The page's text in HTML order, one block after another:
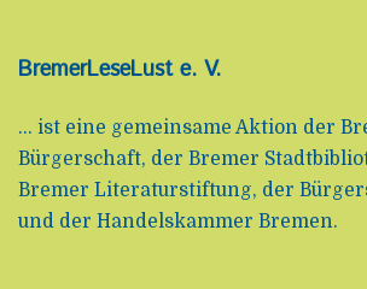
BremerLeseLust e. V.
... ist eine gemeinsame Aktion der
Bürgerschaft, der Bremer
Bremer Literaturstiftung, der
und der Handelskammer Bremen.